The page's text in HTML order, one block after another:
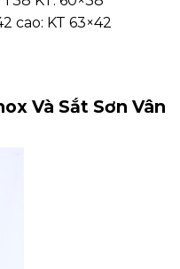
cao: KT 63×42
Và Sắt Sơn Vân